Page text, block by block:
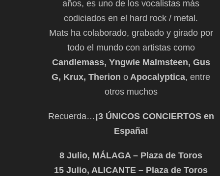
años, es uno de los vocalistas más
codiciados en el hard rock / metal.
Mats ha colaborado, grabado y girado por
todo el mundo con artistas como
Candlemass, Yngwie Malmsteen, Gus
G, Krux, Therion o Apocalyptica, entre
otros muchos
Recuerda…¡3 ÚNICOS CONCIERTOS en
España!
8 Julio, MÁLAGA – Plaza de Toros
15 Julio, ALICANTE – Plaza de Toros